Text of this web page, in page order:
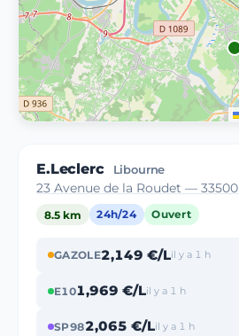
E.Leclerc Libourne
23 Avenue de la Roudet — 33500
8.5 km 24h/24 Ouvert
GAZOLE2,149 €/Lil y a 1 h
E101,969 €/Lil y a 1 h
SP982,065 €/Lil y a 1 h